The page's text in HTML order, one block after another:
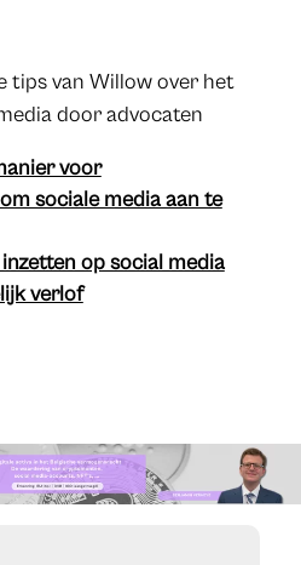
tips van Willow over het
door advocaten
voor
sociale media aan te
op social media
verlof